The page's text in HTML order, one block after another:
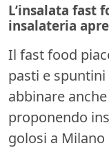
L’insalata fast
insalateria
Il fast food
pasti e
abbinare
proponendo
golosi a